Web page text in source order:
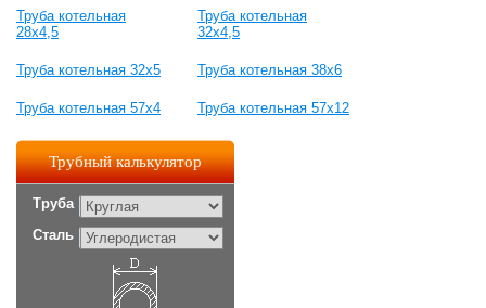
Труба котельная
28х4,5
Труба котельная
32х4,5
Труба котельная 32х5 Труба котельная 38х6
Труба котельная 57х4 Труба котельная 57х12
Трубный калькулятор
Труба
Сталь